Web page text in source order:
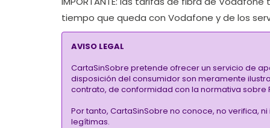
tiempo que queda con Vodafone y de los
AVISO LEGAL
CartaSinSobre pretende ofrecer un servicio de
disposición del consumidor son meramente
contrato, de conformidad con la normativa sobre
Por tanto, CartaSinSobre no conoce, no verifica,
legítimas.